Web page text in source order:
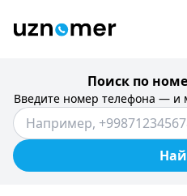
Поиск по
Введите номер телефона — и